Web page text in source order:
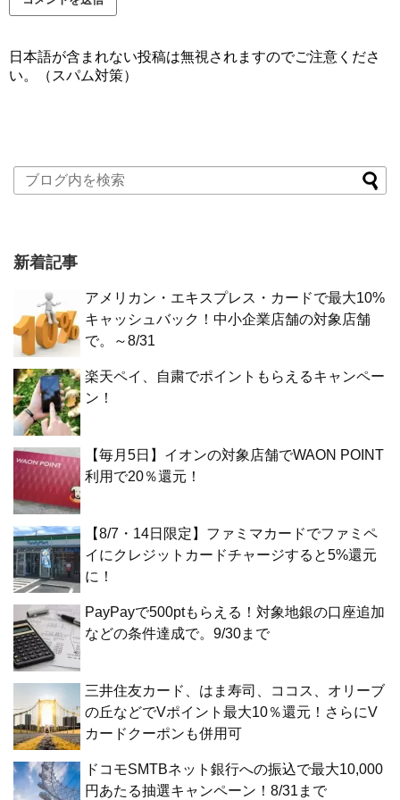
日本語が含まれない投稿は無視されますのでご注意くださ
い。（スパム対策）
新着記事
アメリカン・エキスプレス・カードで最大10%
キャッシュバック！中小企業店舗の対象店舗
で。～8/31
楽天ペイ、自粛でポイントもらえるキャンペー
ン！
【毎月5日】イオンの対象店舗でWAON POINT
利用で20％還元！
【8/7・14日限定】ファミマカードでファミペ
イにクレジットカードチャージすると5%還元
に！
PayPayで500ptもらえる！対象地銀の口座追加
などの条件達成で。9/30まで
三井住友カード、はま寿司、ココス、オリーブ
の丘などでVポイント最大10％還元！さらにV
カードクーポンも併用可
ドコモSMTBネット銀行への振込で最大10,000
円あたる抽選キャンペーン！8/31まで